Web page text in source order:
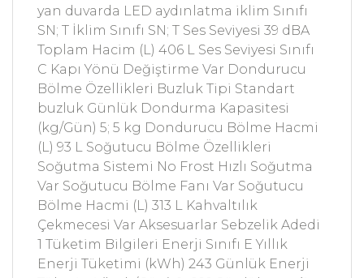
yan duvarda LED aydınlatma iklim Sınıfı
SN; T İklim Sınıfı SN; T Ses Seviyesi 39 dBA
Toplam Hacim (L) 406 L Ses Seviyesi Sınıfı
C Kapı Yönü Değiştirme Var Dondurucu
Bölme Özellikleri Buzluk Tipi Standart
buzluk Günlük Dondurma Kapasitesi
(kg/Gün) 5; 5 kg Dondurucu Bölme Hacmi
(L) 93 L Soğutucu Bölme Özellikleri
Soğutma Sistemi No Frost Hızlı Soğutma
Var Soğutucu Bölme Fanı Var Soğutucu
Bölme Hacmi (L) 313 L Kahvaltılık
Çekmecesi Var Aksesuarlar Sebzelik Adedi
1 Tüketim Bilgileri Enerji Sınıfı E Yıllık
Enerji Tüketimi (kWh) 243 Günlük Enerji